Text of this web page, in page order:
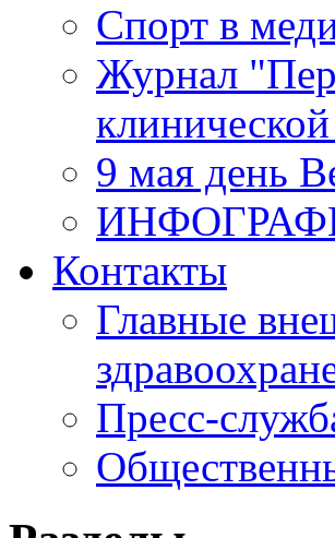
Спорт в
Журнал
9 мая день
Контакты
Главные
Пресс-